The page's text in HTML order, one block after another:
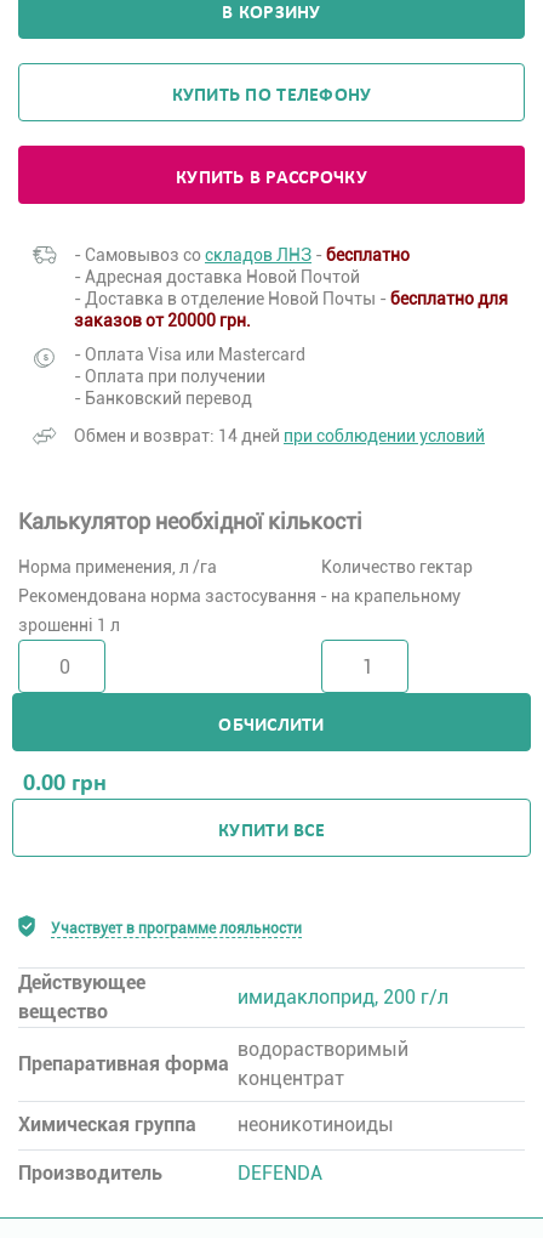
В КОРЗИНУ
КУПИТЬ ПО ТЕЛЕФОНУ
КУПИТЬ В РАССРОЧКУ
- Самовывоз соскладов ЛНЗ - бесплатно
- Адресная доставка Новой Почтой
- Доставка в отделение Новой Почты - бесплатно для
заказов от 20000 грн.
- Оплата Visa или Mastercard
- Оплата при получении
- Банковский перевод
Обмен и возврат: 14 дней при соблюдении условий
Калькулятор необхідної кількості
Норма применения, л /га
Количество гектар
Рекомендована норма застосування - на крапельному
зрошенні 1 л
ОБЧИСЛИТИ
0.00 грн
КУПИТИ ВСЕ
Участвует в программе лояльности
Действующее
вещество
имидаклоприд, 200 г/л
Препаративная форма
водорастворимый
концентрат
Химическая группа
неоникотиноиды
Производитель DEFENDA